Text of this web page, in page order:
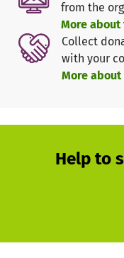
from the
More
Collect
with your
More
Help to